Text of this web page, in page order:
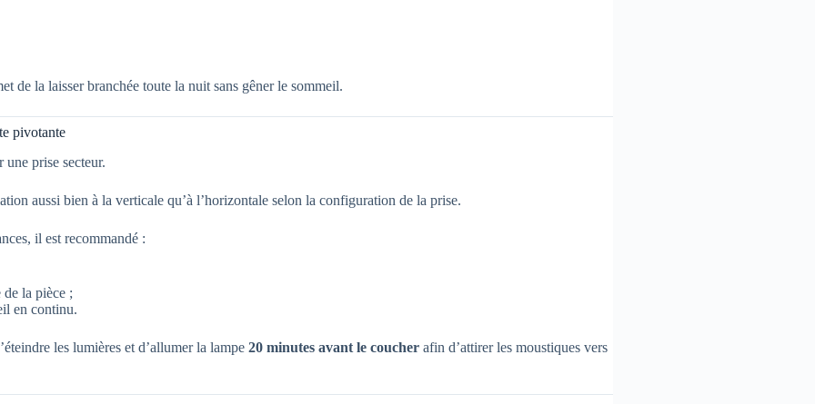
de la laisser branchée toute la nuit sans gêner le sommeil.
pivotante
une prise secteur.
aussi bien à la verticale qu’à l’horizontale selon la configuration de la prise.
il est recommandé :
la pièce ;
en continu.
les lumières et d’allumer la lampe 20 minutes avant le coucher afin d’attirer les moustiques vers